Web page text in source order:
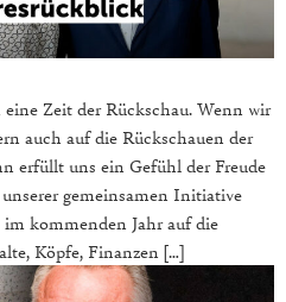
Zeit der Rückschau. Wenn wir
auch auf die Rückschauen der
erfüllt uns ein Gefühl der Freude
gemeinsamen Initiative
kommenden Jahr auf die
Köpfe, Finanzen […]